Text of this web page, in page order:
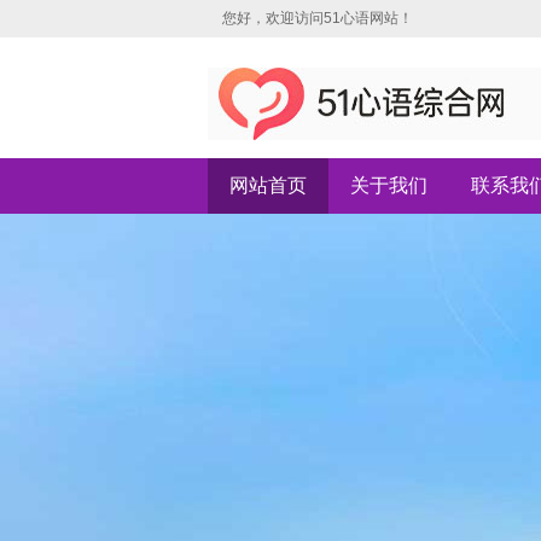
您好，欢迎访问51心语网站！
网站首页 关于我们 联系我